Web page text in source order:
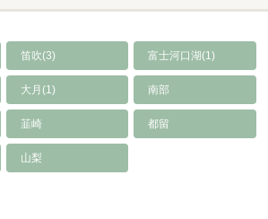
笛吹(3) 富士河口湖(1)
大月(1) 南部
韮崎 都留
山梨